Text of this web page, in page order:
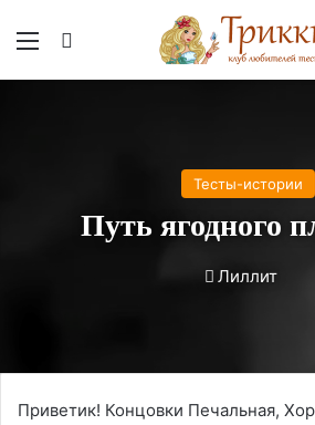
Меню
Тесты-истории
Путь ягодного
Лиллит
Приветик! Концовки Печальная,